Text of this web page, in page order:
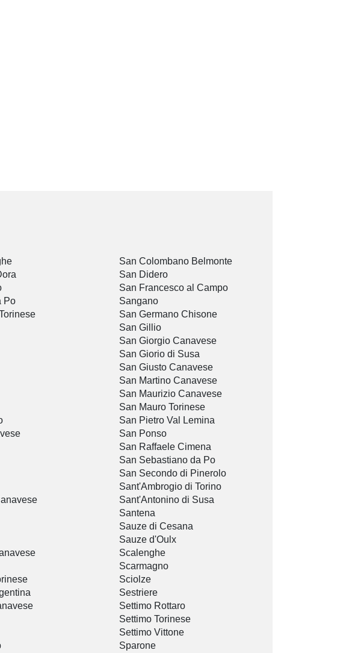
Po
San Colombano Belmonte
San Didero
San Francesco al Campo
Sangano
San Germano Chisone
San Gillio
San Giorgio Canavese
San Giorio di Susa
San Giusto Canavese
San Martino Canavese
San Maurizio Canavese
San Mauro Torinese
San Pietro Val Lemina
San Ponso
San Raffaele Cimena
San Sebastiano da Po
San Secondo di Pinerolo
Sant'Ambrogio di Torino
Sant'Antonino di Susa
Santena
Sauze di Cesana
Sauze d'Oulx
Scalenghe
Scarmagno
Sciolze
Sestriere
Settimo Rottaro
Settimo Torinese
Settimo Vittone
Sparone